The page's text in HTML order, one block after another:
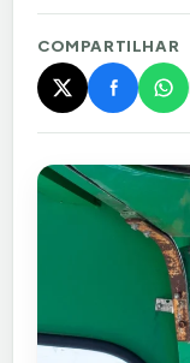
COMPARTILHAR